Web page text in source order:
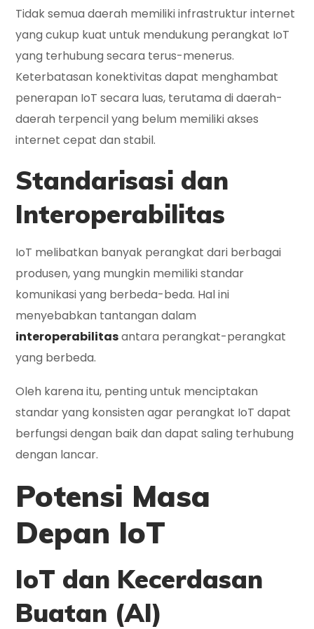
Tidak semua daerah memiliki infrastruktur internet
yang cukup kuat untuk mendukung perangkat IoT
yang terhubung secara terus-menerus.
Keterbatasan konektivitas dapat menghambat
penerapan IoT secara luas, terutama di daerah-
daerah terpencil yang belum memiliki akses
internet cepat dan stabil.
Standarisasi dan
Interoperabilitas
IoT melibatkan banyak perangkat dari berbagai
produsen, yang mungkin memiliki standar
komunikasi yang berbeda-beda. Hal ini
menyebabkan tantangan dalam
interoperabilitasantara perangkat-perangkat
yang berbeda.
Oleh karena itu, penting untuk menciptakan
standar yang konsisten agar perangkat IoT dapat
berfungsi dengan baik dan dapat saling terhubung
dengan lancar.
Potensi Masa
Depan IoT
IoT dan Kecerdasan
Buatan (AI)